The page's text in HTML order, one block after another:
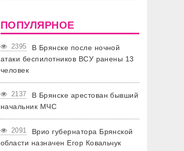
ПОПУЛЯРНОЕ
2395
В Брянске после ночной
атаки беспилотников ВСУ ранены 13
человек
2137
В Брянске арестован бывший
начальник МЧС
2091
Врио губернатора Брянской
области назначен Егор Ковальчук